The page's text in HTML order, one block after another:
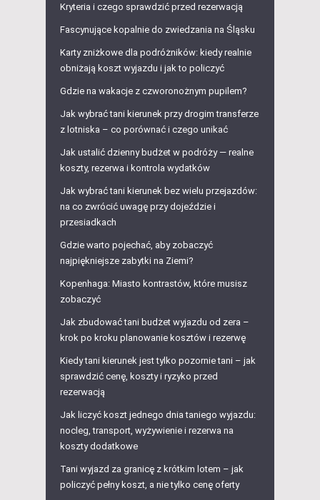
Kryteria i czego sprawdzić przed rezerwacją
Fascynujące kopalnie do zwiedzania na Śląsku
Karty zniżkowe dla podróżników: kiedy realnie
obniżają koszt wyjazdu i jak to policzyć
Gdzie na wakacje z czworonożnym pupilem?
Jak wybrać tani kierunek przy drogim transferze
z lotniska – co porównać i czego unikać
Jak ustalić dzienny budżet w podróży — realne
koszty, rezerwa i kontrola wydatków
Jak wybrać tani kierunek bez wielu przejazdów:
na co zwrócić uwagę przy dojeździe i
przesiadkach
Gdzie warto pojechać, aby zobaczyć
najpiękniejsze zabytki na Ziemi?
Kopenhaga: Miasto kontrastów, które musisz
zobaczyć
Jak zbudować tani budżet wyjazdu od zera –
krok po kroku planowanie kosztów i rezerwę
Kiedy tani kierunek jest tylko pozornie tani – jak
sprawdzić cenę, koszty i ryzyko przed
rezerwacją
Jak liczyć koszt jednego dnia taniego wyjazdu:
nocleg, transport, wyżywienie i rezerwa na
koszty dodatkowe
Tani wyjazd za granicę z krótkim lotem – jak
policzyć pełny koszt, a nie tylko cenę oferty